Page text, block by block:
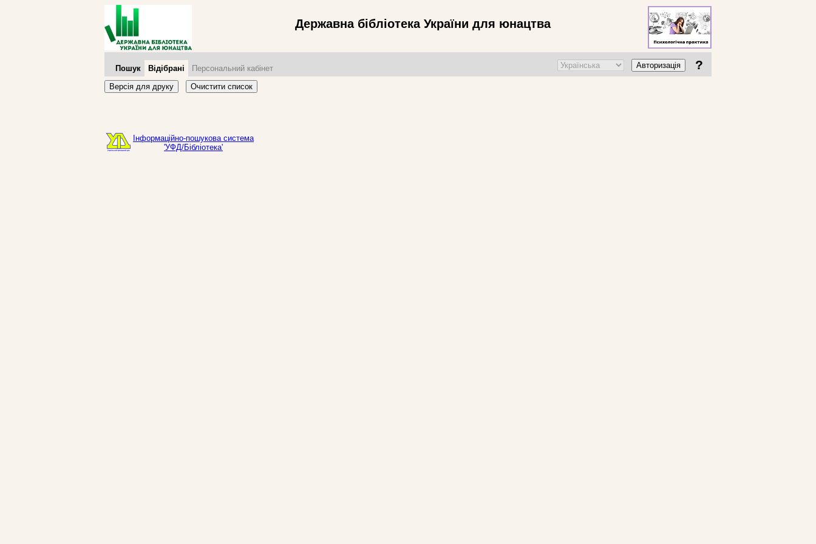
Державна бібліотека України для юнацтва
Пошук Відібрані Персональний кабінет Авторизація ?
Версія для друку Очистити список
Інформаційно-пошукова система
'УФД/Бібліотека'